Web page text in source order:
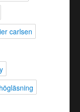
carlsen
högläsning